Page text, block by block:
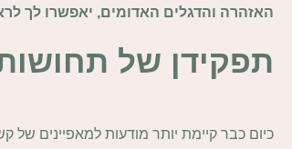
האזהרה והדגלים האדומים, יאפשרו לך
תפקידן של
כיום כבר קיימת יותר מודעות למאפיינים